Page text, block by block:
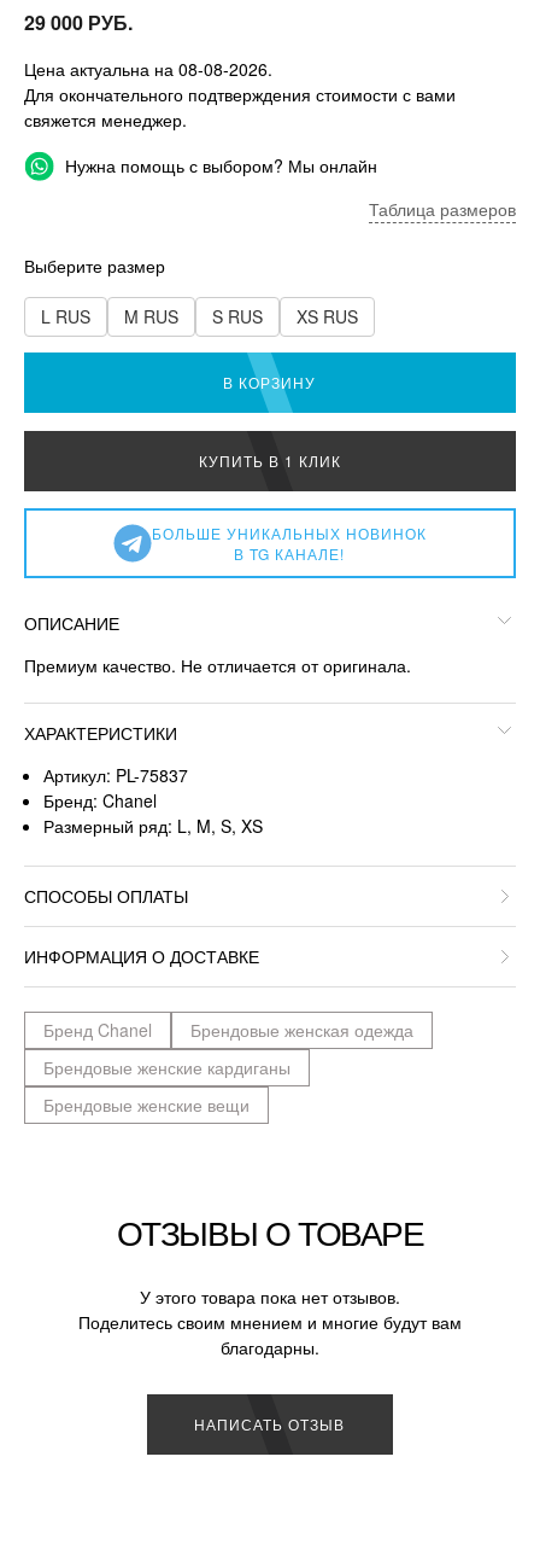
29 000 РУБ.
Цена актуальна на 08-08-2026.
Для окончательного подтверждения стоимости с вами
свяжется менеджер.
Нужна помощь с выбором? Мы онлайн
Таблица размеров
Выберите размер
L RUS M RUS S RUS XS RUS
В КОРЗИНУ
КУПИТЬ В 1 КЛИК
БОЛЬШЕ УНИКАЛЬНЫХ НОВИНОК
В TG КАНАЛЕ!
ОПИСАНИЕ
Премиум качество. Не отличается от оригинала.
ХАРАКТЕРИСТИКИ
Артикул: PL-75837
Бренд: Chanel
Размерный ряд: L, M, S, XS
СПОСОБЫ ОПЛАТЫ
ИНФОРМАЦИЯ О ДОСТАВКЕ
Бренд Chanel
Брендовые женская одежда
Брендовые женские кардиганы
Брендовые женские вещи
ОТЗЫВЫ О ТОВАРЕ
У этого товара пока нет отзывов.
Поделитесь своим мнением и многие будут вам
благодарны.
НАПИСАТЬ ОТЗЫВ